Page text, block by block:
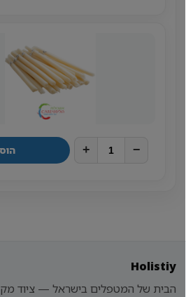
−
+
Holistiy
הבית של המטפלים בישראל — ציוד